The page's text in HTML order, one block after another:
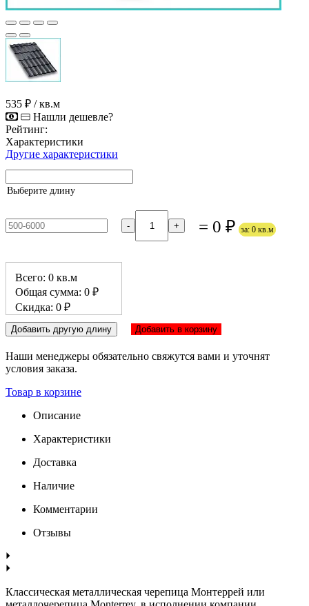
535 ₽ / кв.м
Нашли дешевле?
Рейтинг:
Характеристики
Другие характеристики
Выберите длину
- + = 0 ₽ за: 0 кв.м
Всего: 0 кв.м
Общая сумма: 0 ₽
Скидка: 0 ₽
Добавить другую длину Добавить в корзину
Наши менеджеры обязательно свяжутся вами и уточнят
условия заказа.
Товар в корзине
Описание
Характеристики
Доставка
Наличие
Комментарии
Отзывы
Классическая металлическая черепица Монтеррей или